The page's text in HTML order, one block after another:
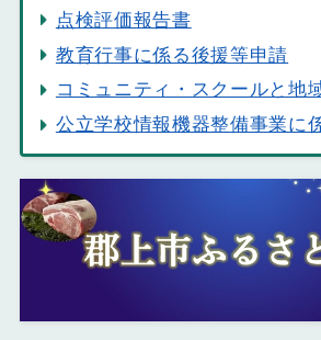
点検評価報告書
教育行事に係る後援等申請
コミュニティ・スクールと地
公立学校情報機器整備事業に